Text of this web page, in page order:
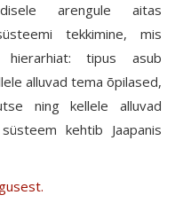
arengule aitas
tekkimine, mis
hierarhiat: tipus asub
alluvad tema õpilased,
ning kellele alluvad
kehtib Jaapanis